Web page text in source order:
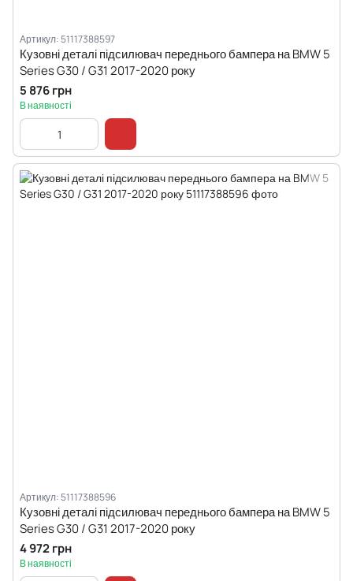
Артикул: 51117388597
Кузовні деталі підсилювач переднього бампера на BMW 5
Series G30 / G31 2017-2020 року
5 876 грн
В наявності
Артикул: 51117388596
Кузовні деталі підсилювач переднього бампера на BMW 5
Series G30 / G31 2017-2020 року
4 972 грн
В наявності